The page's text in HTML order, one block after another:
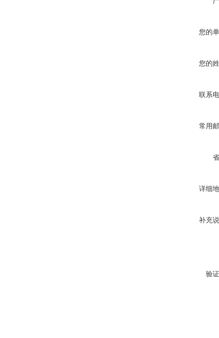
您的
您的
联系
常用
详细
补充
验